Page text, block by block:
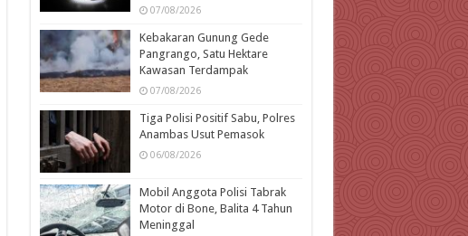
07/08/2026
Kebakaran Gunung Gede
Pangrango, Satu Hektare
Kawasan Terdampak
07/08/2026
Tiga Polisi Positif Sabu, Polres
Anambas Usut Pemasok
06/08/2026
Mobil Anggota Polisi Tabrak
Motor di Bone, Balita 4 Tahun
Meninggal